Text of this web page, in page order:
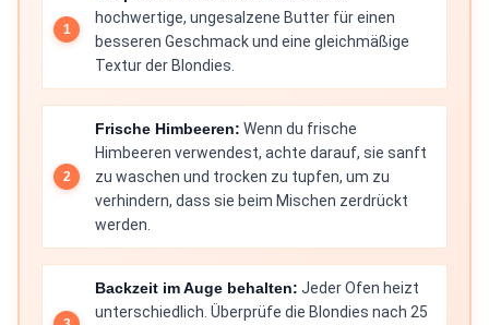
hochwertige, ungesalzene Butter für einen
besseren Geschmack und eine gleichmäßige
Textur der Blondies.
Frische Himbeeren: Wenn du frische
Himbeeren verwendest, achte darauf, sie sanft
zu waschen und trocken zu tupfen, um zu
verhindern, dass sie beim Mischen zerdrückt
werden.
Backzeit im Auge behalten: Jeder Ofen heizt
unterschiedlich. Überprüfe die Blondies nach 25